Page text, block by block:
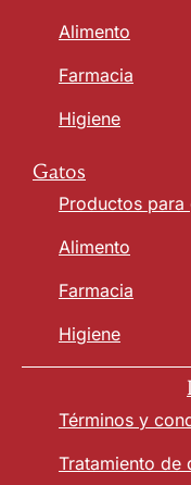
Alimento
Farmacia
Higiene
Gatos
Productos para
Alimento
Farmacia
Higiene
Términos y
Tratamiento de